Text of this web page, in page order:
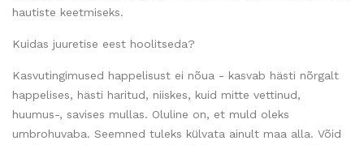
hautiste keetmiseks.
Kuidas juuretise eest hoolitseda?
Kasvutingimused happelisust ei nõua - kasvab hästi nõrgalt
happelises, hästi haritud, niiskes, kuid mitte vettinud,
huumus-, savises mullas. Oluline on, et muld oleks
umbrohuvaba. Seemned tuleks külvata ainult maa alla. Võid